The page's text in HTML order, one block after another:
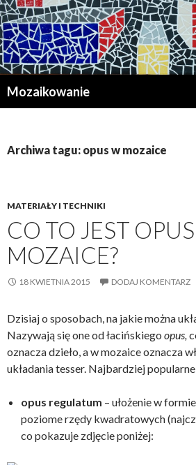
Mozaikowanie
Archiwa tagu: opus w mozaice
MATERIAŁY I TECHNIKI
CO TO JEST
MOZAICE?
18 KWIETNIA 2015 DODAJ KOMENTARZ
Dzisiaj o sposobach, na jakie można
Nazywają się one od łacińskiego opus,
oznaczadzieło, a w mozaice oznacza
układania tesser. Najbardziej
opus regulatum – ułożenie w
poziome rzędy kwadratowych
co pokazuje zdjęcie poniżej: